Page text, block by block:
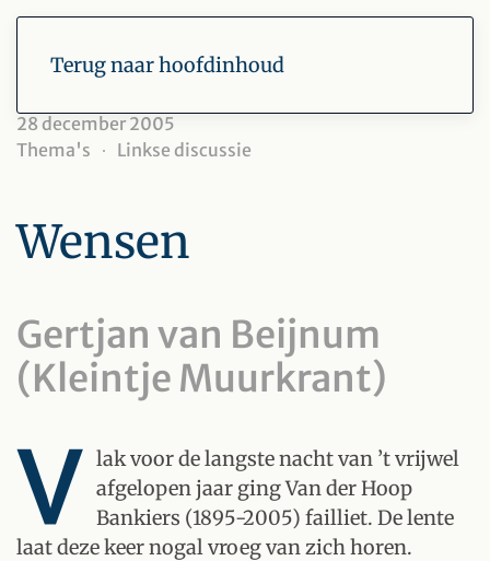
Terug naar hoofdinhoud
28 december 2005
Thema's
Linkse discussie
Wensen
Gertjan van Beijnum
(Kleintje Muurkrant)
V lak voor de langste nacht van ’t vrijwel
afgelopen jaar ging Van der Hoop
Bankiers (1895-2005) failliet. De lente
laat deze keer nogal vroeg van zich horen.